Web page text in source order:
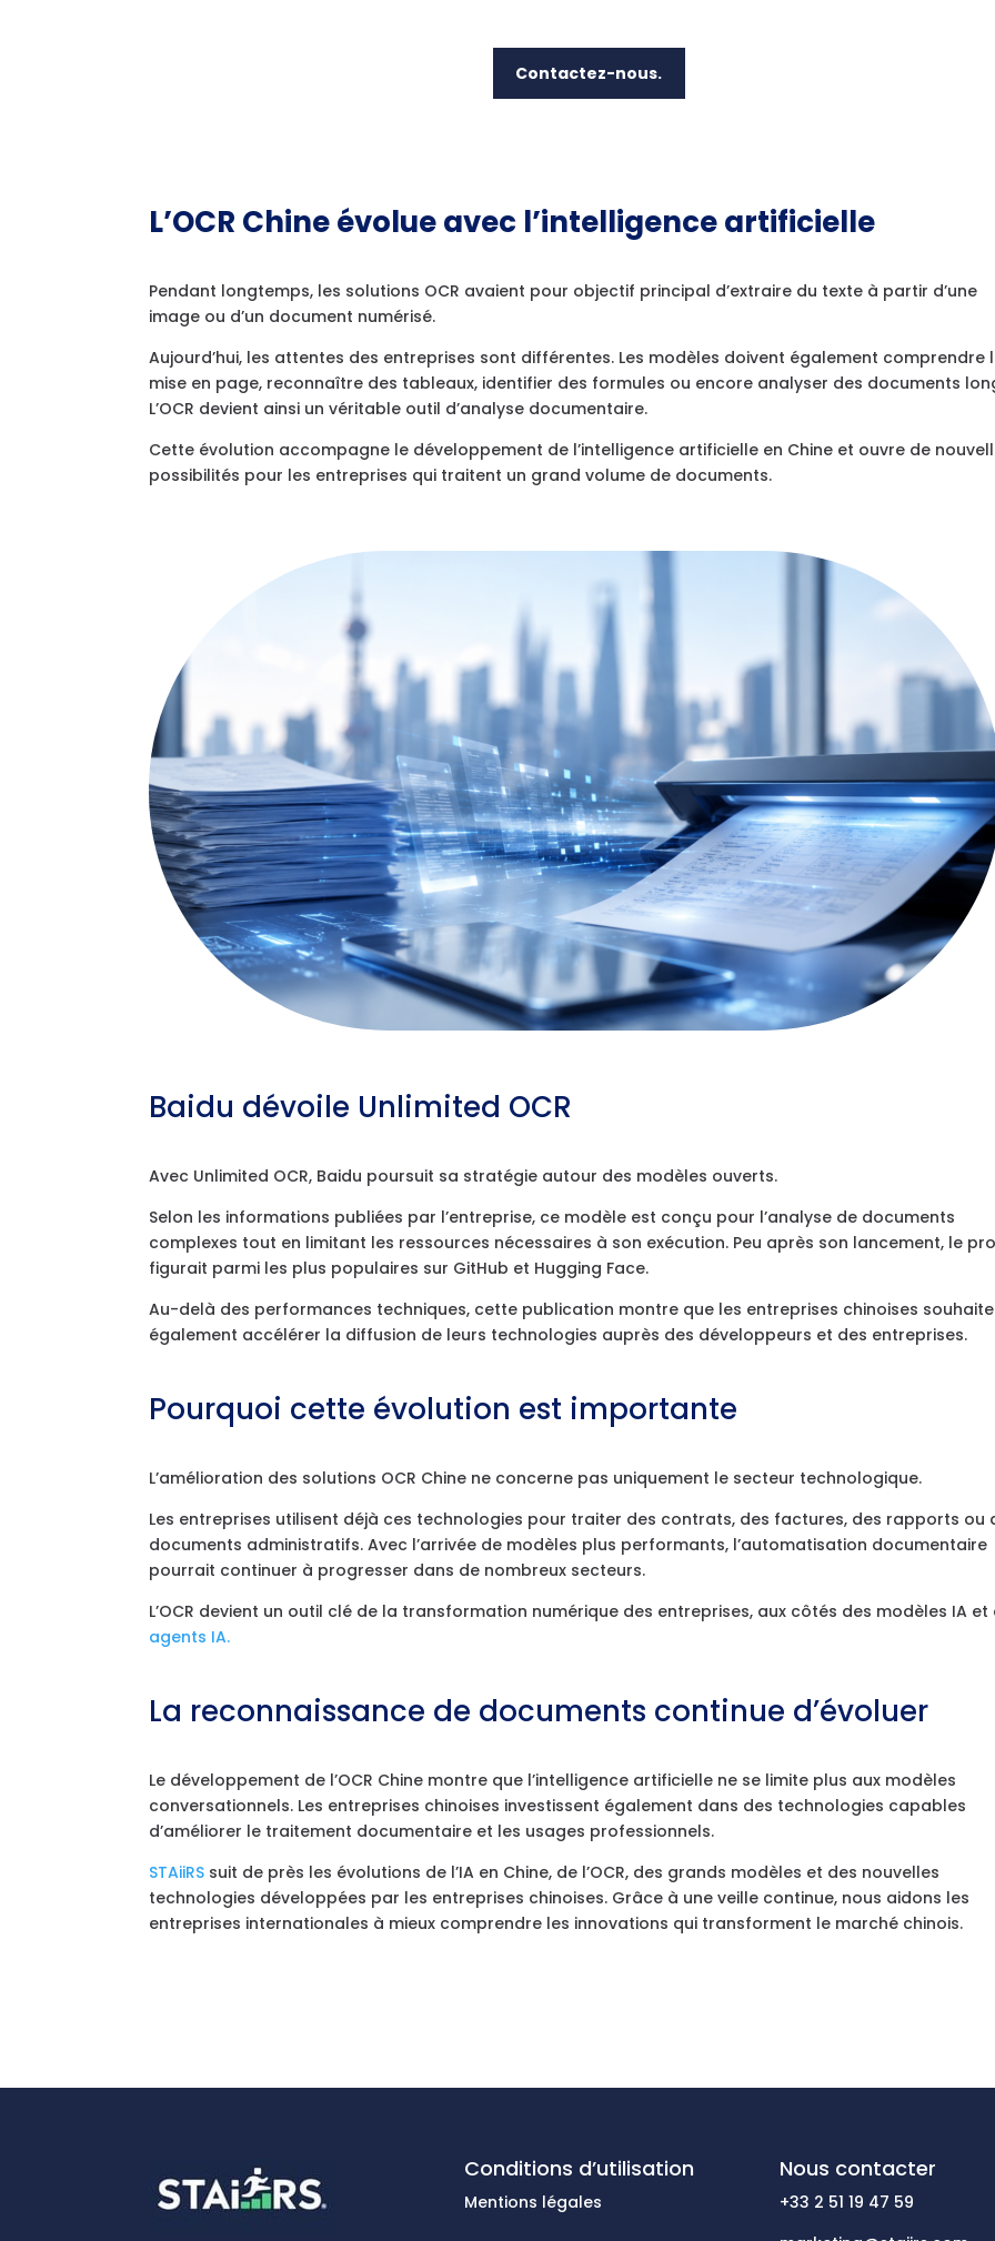
Contactez-nous.
L’OCR Chine évolue avec l’intelligence artificielle
Pendant longtemps, les solutions OCR avaient pour objectif principal d’extraire du texte à partir d’une
image ou d’un document numérisé.
Aujourd’hui, les attentes des entreprises sont différentes. Les modèles doivent également comprendre
mise en page, reconnaître des tableaux, identifier des formules ou encore analyser des documents
L’OCR devient ainsi un véritable outil d’analyse documentaire.
Cette évolution accompagne le développement de l’intelligence artificielle en Chine et ouvre de
possibilités pour les entreprises qui traitent un grand volume de documents.
Baidu dévoile Unlimited OCR
Avec Unlimited OCR, Baidu poursuit sa stratégie autour des modèles ouverts.
Selon les informations publiées par l’entreprise, ce modèle est conçu pour l’analyse de documents
complexes tout en limitant les ressources nécessaires à son exécution. Peu après son lancement, le
figurait parmi les plus populaires sur GitHub et Hugging Face.
Au-delà des performances techniques, cette publication montre que les entreprises chinoises
également accélérer la diffusion de leurs technologies auprès des développeurs et des entreprises.
Pourquoi cette évolution est importante
L’amélioration des solutions OCR Chine ne concerne pas uniquement le secteur technologique.
Les entreprises utilisent déjà ces technologies pour traiter des contrats, des factures, des rapports ou
documents administratifs. Avec l’arrivée de modèles plus performants, l’automatisation documentaire
pourrait continuer à progresser dans de nombreux secteurs.
L’OCR devient un outil clé de la transformation numérique des entreprises, aux côtés des modèles IA et
agents IA.
La reconnaissance de documents continue d’évoluer
Le développement de l’OCR Chine montre que l’intelligence artificielle ne se limite plus aux modèles
conversationnels. Les entreprises chinoises investissent également dans des technologies capables
d’améliorer le traitement documentaire et les usages professionnels.
STAiiRS suit de près les évolutions de l’IA en Chine, de l’OCR, des grands modèles et des nouvelles
technologies développées par les entreprises chinoises. Grâce à une veille continue, nous aidons les
entreprises internationales à mieux comprendre les innovations qui transforment le marché chinois.
Conditions d’utilisation
Mentions légales
Nous contacter
+33 2 51 19 47 59